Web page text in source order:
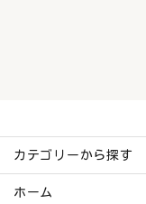
カテゴリーから探す
ホーム